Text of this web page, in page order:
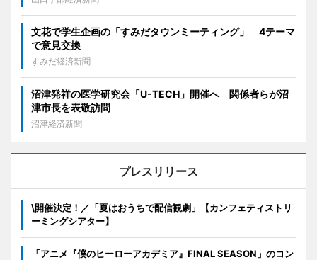
文花で学生企画の「すみだタウンミーティング」 4テーマ
で意見交換
すみだ経済新聞
沼津発祥の医学研究会「U-TECH」開催へ 関係者らが沼
津市長を表敬訪問
沼津経済新聞
プレスリリース
\開催決定！／「夏はおうちで配信観劇」【カンフェティストリ
ーミングシアター】
「アニメ『僕のヒーローアカデミア』FINAL SEASON」のコン